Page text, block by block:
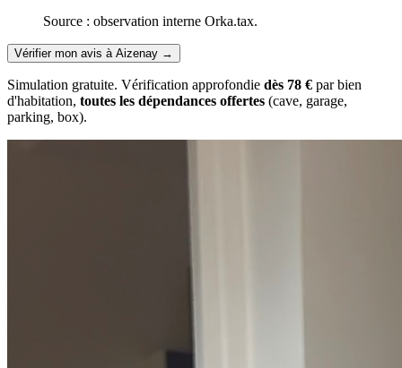
Source : observation interne Orka.tax.
Vérifier mon avis à Aizenay →
Simulation gratuite. Vérification approfondie dès 78 € par bien
d'habitation, toutes les dépendances offertes (cave, garage,
parking, box).